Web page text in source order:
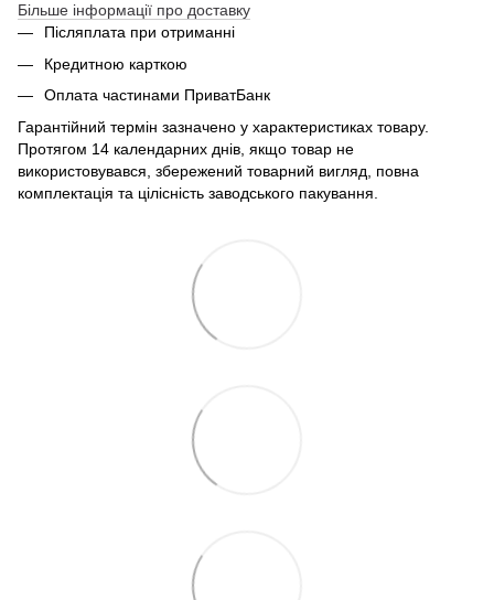
Більше інформації про доставку
Післяплата при отриманні
Кредитною карткою
Оплата частинами ПриватБанк
Гарантійний термін зазначено у характеристиках товару.
Протягом 14 календарних днів, якщо товар не
використовувався, збережений товарний вигляд, повна
комплектація та цілісність заводського пакування.